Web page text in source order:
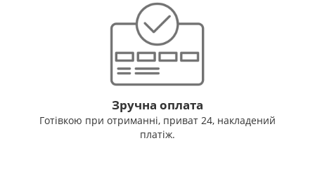
Зручна оплата
Готівкою при отриманні, приват 24, накладений
платіж.